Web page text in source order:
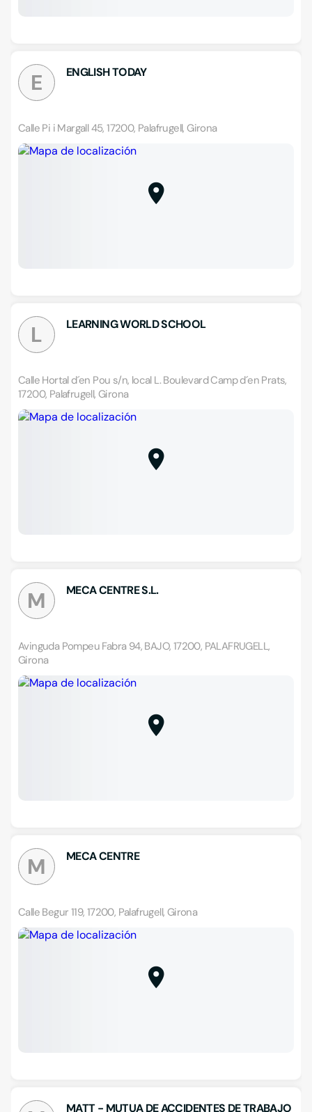
E ENGLISH TODAY
Calle Pi i Margall 45, 17200, Palafrugell, Girona
L LEARNING WORLD SCHOOL
Calle Hortal d´en Pou s/n, local L. Boulevard Camp d´en Prats,
17200, Palafrugell, Girona
M MECA CENTRE S.L.
Avinguda Pompeu Fabra 94, BAJO, 17200, PALAFRUGELL,
Girona
M MECA CENTRE
Calle Begur 119, 17200, Palafrugell, Girona
MATT - MUTUA DE ACCIDENTES DE TRABAJO